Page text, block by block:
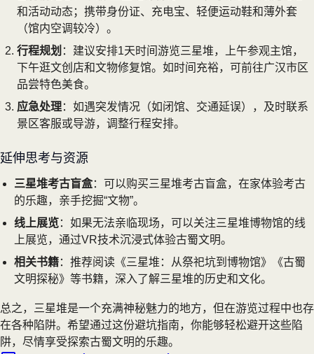
和活动动态；携带身份证、充电宝、轻便运动鞋和薄外套
（馆内空调较冷）。
行程规划 ：建议安排1天时间游览三星堆，上午参观主馆，
下午逛文创店和文物修复馆。如时间充裕，可前往广汉市区
品尝特色美食。
应急处理：如遇突发情况（如闭馆、交通延误），及时联系
景区客服或导游，调整行程安排。
延伸思考与资源
三星堆考古盲盒：可以购买三星堆考古盲盒，在家体验考古
的乐趣，亲手挖掘“文物”。
线上展览：如果无法亲临现场，可以关注三星堆博物馆的线
上展览，通过VR技术沉浸式体验古蜀文明。
相关书籍：推荐阅读《三星堆：从祭祀坑到博物馆》《古蜀
文明探秘》等书籍，深入了解三星堆的历史和文化。
总之，三星堆是一个充满神秘魅力的地方，但在游览过程中也存
在各种陷阱。希望通过这份避坑指南，你能够轻松避开这些陷
阱，尽情享受探索古蜀文明的乐趣。